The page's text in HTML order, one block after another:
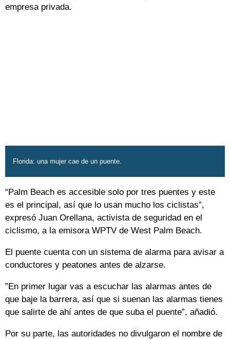
empresa privada.
Florida: una mujer cae de un puente.
“Palm Beach es accesible solo por tres puentes y este
es el principal, así que lo usan mucho los ciclistas”,
expresó Juan Orellana, activista de seguridad en el
ciclismo, a la emisora WPTV de West Palm Beach.
El puente cuenta con un sistema de alarma para avisar a
conductores y peatones antes de alzarse.
”En primer lugar vas a escuchar las alarmas antes de
que baje la barrera, así que si suenan las alarmas tienes
que salirte de ahí antes de que suba el puente”, añadió.
Por su parte, las autoridades no divulgaron el nombre de